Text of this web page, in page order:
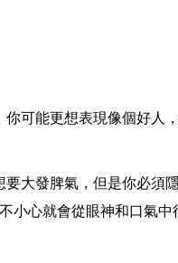
可能更想表現像個好人
大發脾氣，但是你必須
小心就會從眼神和口氣中